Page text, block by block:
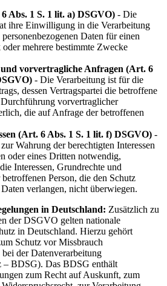
Abs. 1 S. 1 lit. a) DSGVO) - Die
ihre Einwilligung in die Verarbeitung
Daten für einen
mehrere bestimmte Zwecke
vorvertragliche Anfragen (Art. 6
- Die Verarbeitung ist für die
dessen Vertragspartei die betroffene
vorvertraglicher
die auf Anfrage der betroffenen
(Art. 6 Abs. 1 S. 1 lit. f) DSGVO) -
Wahrung der berechtigten Interessen
oder eines Dritten notwendig,
Interessen, Grundrechte und
Person, die den Schutz
verlangen, nicht überwiegen.
in Deutschland: Zusätzlich zu
der DSGVO gelten nationale
in Deutschland. Hierzu gehört
Schutz vor Missbrauch
der Datenverarbeitung
– BDSG). Das BDSG enthält
zum Recht auf Auskunft, zum